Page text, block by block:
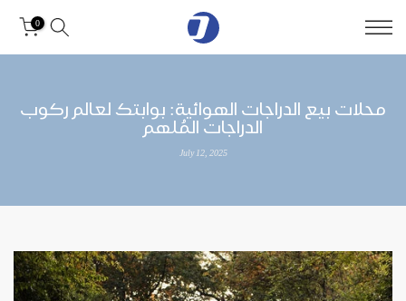
to
0
محلات بيع الدراجات الهوائية: بوابتك لعالم ركوب
الدراجات المُلهم
July 12, 2025